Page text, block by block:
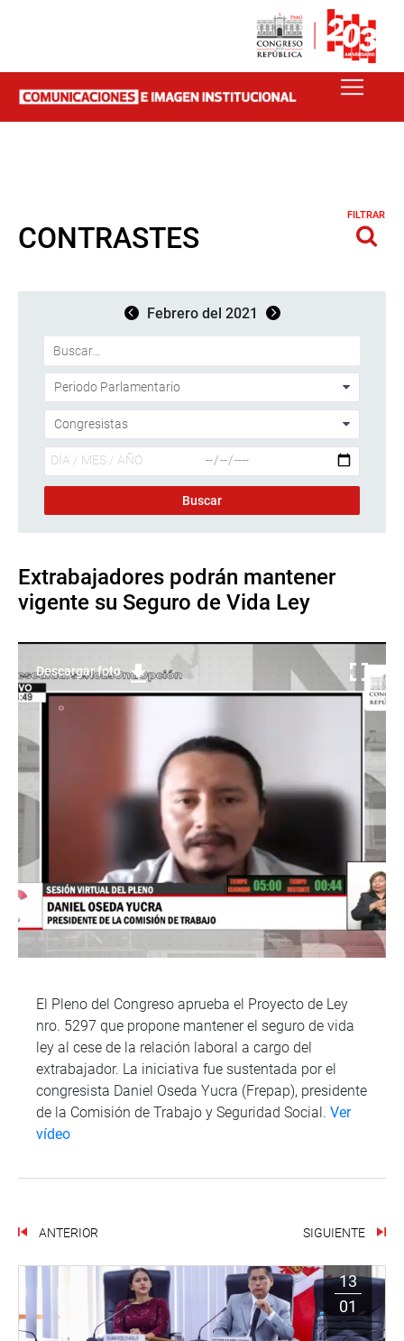
CONTRASTES
FILTRAR
Febrero del 2021
Extrabajadores podrán mantener
vigente su Seguro de Vida Ley
Descargar foto
El Pleno del Congreso aprueba el Proyecto de Ley
nro. 5297 que propone mantener el seguro de vida
ley al cese de la relación laboral a cargo del
extrabajador. La iniciativa fue sustentada por el
congresista Daniel Oseda Yucra (Frepap), presidente
de la Comisión de Trabajo y Seguridad Social. Ver
vídeo
ANTERIOR SIGUIENTE
13
01